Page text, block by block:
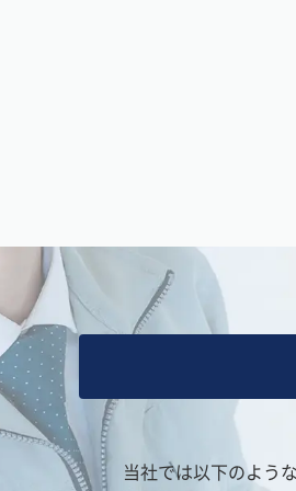
当社では以下のよう